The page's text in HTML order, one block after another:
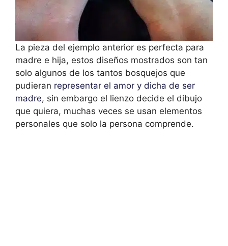
La pieza del ejemplo anterior es perfecta para
madre e hija, estos diseños mostrados son tan
solo algunos de los tantos bosquejos que
pudieran representar el amor y dicha de ser
madre, sin embargo el lienzo decide el dibujo
que quiera, muchas veces se usan elementos
personales que solo la persona comprende.